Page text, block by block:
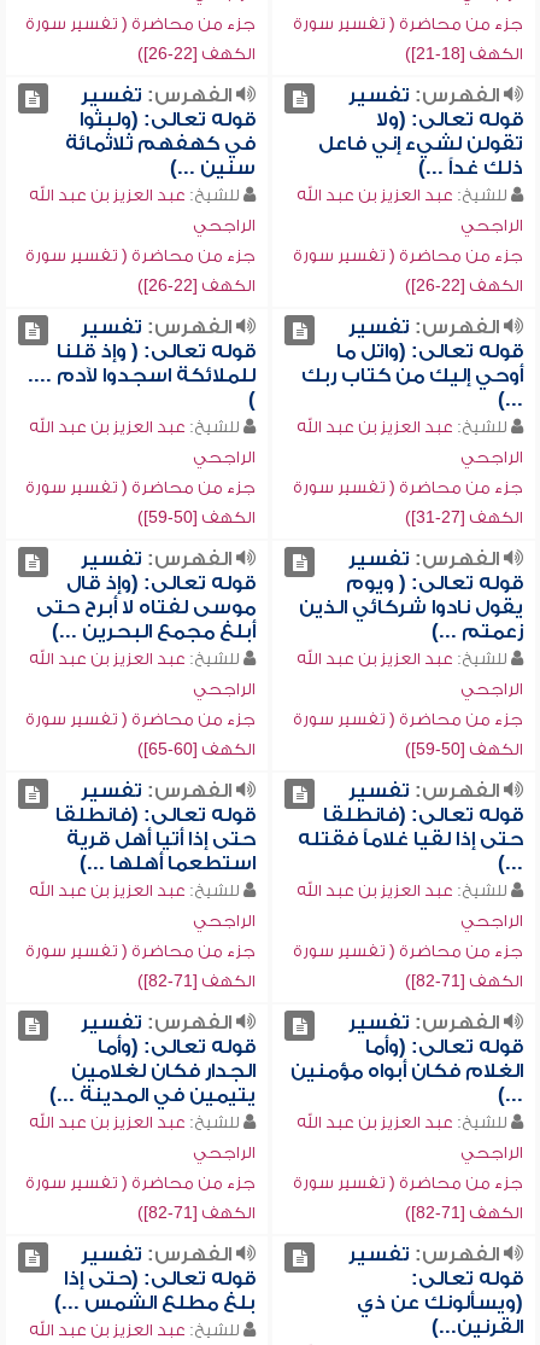
جزء من محاضرة ( تفسير سورة
الكهف [18-21])
جزء من محاضرة ( تفسير سورة
الكهف [22-26])
الفهرس: تفسير
قوله تعالى: (ولا
تقولن لشيء إني فاعل
ذلك غداً ...)
للشيخ: عبد العزيز بن عبد الله
الراجحي
جزء من محاضرة ( تفسير سورة
الكهف [22-26])
الفهرس: تفسير
قوله تعالى: (ولبثوا
في كهفهم ثلاثمائة
سنين ...)
للشيخ: عبد العزيز بن عبد الله
الراجحي
جزء من محاضرة ( تفسير سورة
الكهف [22-26])
الفهرس: تفسير
قوله تعالى: (واتل ما
أوحي إليك من كتاب ربك
...)
للشيخ: عبد العزيز بن عبد الله
الراجحي
جزء من محاضرة ( تفسير سورة
الكهف [27-31])
الفهرس: تفسير
قوله تعالى: ( وإذ قلنا
للملائكة اسجدوا لآدم ....
)
للشيخ: عبد العزيز بن عبد الله
الراجحي
جزء من محاضرة ( تفسير سورة
الكهف [50-59])
الفهرس: تفسير
قوله تعالى: ( ويوم
يقول نادوا شركائي الذين
زعمتم ...)
للشيخ: عبد العزيز بن عبد الله
الراجحي
جزء من محاضرة ( تفسير سورة
الكهف [50-59])
الفهرس: تفسير
قوله تعالى: (وإذ قال
موسى لفتاه لا أبرح حتى
أبلغ مجمع البحرين ...)
للشيخ: عبد العزيز بن عبد الله
الراجحي
جزء من محاضرة ( تفسير سورة
الكهف [60-65])
الفهرس: تفسير
قوله تعالى: (فانطلقا
حتى إذا لقيا غلاماً فقتله
...)
للشيخ: عبد العزيز بن عبد الله
الراجحي
جزء من محاضرة ( تفسير سورة
الكهف [71-82])
الفهرس: تفسير
قوله تعالى: (فانطلقا
حتى إذا أتيا أهل قرية
استطعما أهلها ...)
للشيخ: عبد العزيز بن عبد الله
الراجحي
جزء من محاضرة ( تفسير سورة
الكهف [71-82])
الفهرس: تفسير
قوله تعالى: (وأما
الغلام فكان أبواه مؤمنين
...)
للشيخ: عبد العزيز بن عبد الله
الراجحي
جزء من محاضرة ( تفسير سورة
الكهف [71-82])
الفهرس: تفسير
قوله تعالى: (وأما
الجدار فكان لغلامين
يتيمين في المدينة ...)
للشيخ: عبد العزيز بن عبد الله
الراجحي
جزء من محاضرة ( تفسير سورة
الكهف [71-82])
الفهرس: تفسير
قوله تعالى:
(ويسألونك عن ذي
القرنين...)
الفهرس: تفسير
قوله تعالى: (حتى إذا
بلغ مطلع الشمس ...)
للشيخ: عبد العزيز بن عبد الله